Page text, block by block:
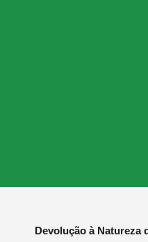
Devolução à Natureza